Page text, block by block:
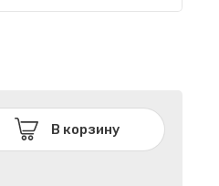
В корзину